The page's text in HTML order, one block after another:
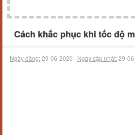
Cách khắc phục khi tốc độ
Ngày đăng:29-06-2026 | Ngày cập nhật:29-